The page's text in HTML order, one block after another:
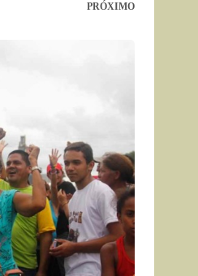
PRÓXIMO